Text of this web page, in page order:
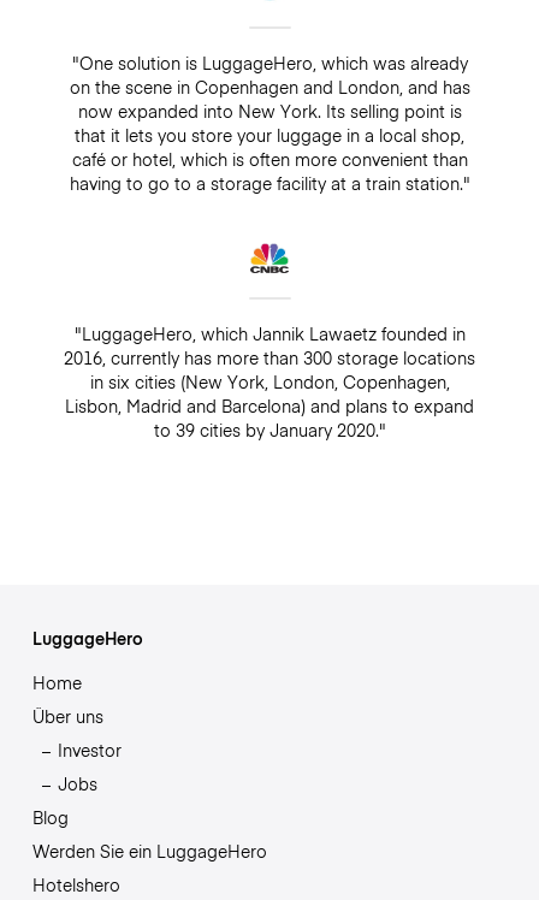
"One solution is LuggageHero, which was already
on the scene in Copenhagen and London, and has
now expanded into New York. Its selling point is
that it lets you store your luggage in a local shop,
café or hotel, which is often more convenient than
having to go to a storage facility at a train station."
"LuggageHero, which Jannik Lawaetz founded in
2016, currently has more than 300 storage locations
in six cities (New York, London, Copenhagen,
Lisbon, Madrid and Barcelona) and plans to expand
to 39 cities by January 2020."
LuggageHero
Home
Über uns
Investor
Jobs
Blog
Werden Sie ein LuggageHero
Hotelshero